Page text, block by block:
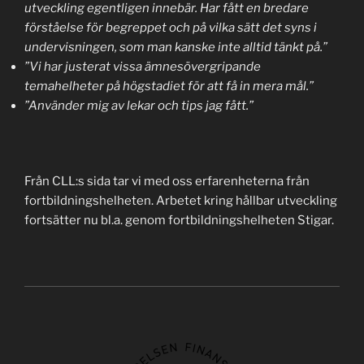
utveckling egentligen innebär. Har fått en bredare
förståelse för begreppet och på vilka sätt det syns i
undervisningen, som man kanske inte alltid tänkt på.”
”Vi har justerat vissa ämnesövergripande
temahelheter på högstadiet för att få in mera mål.”
”Använder mig av lekar och tips jag fått.”
Från CLL:s sida tar vi med oss erfarenheterna från
fortbildningshelheten. Arbetet kring hållbar utveckling
fortsätter nu bl.a. genom fortbildningshelheten Stigar.